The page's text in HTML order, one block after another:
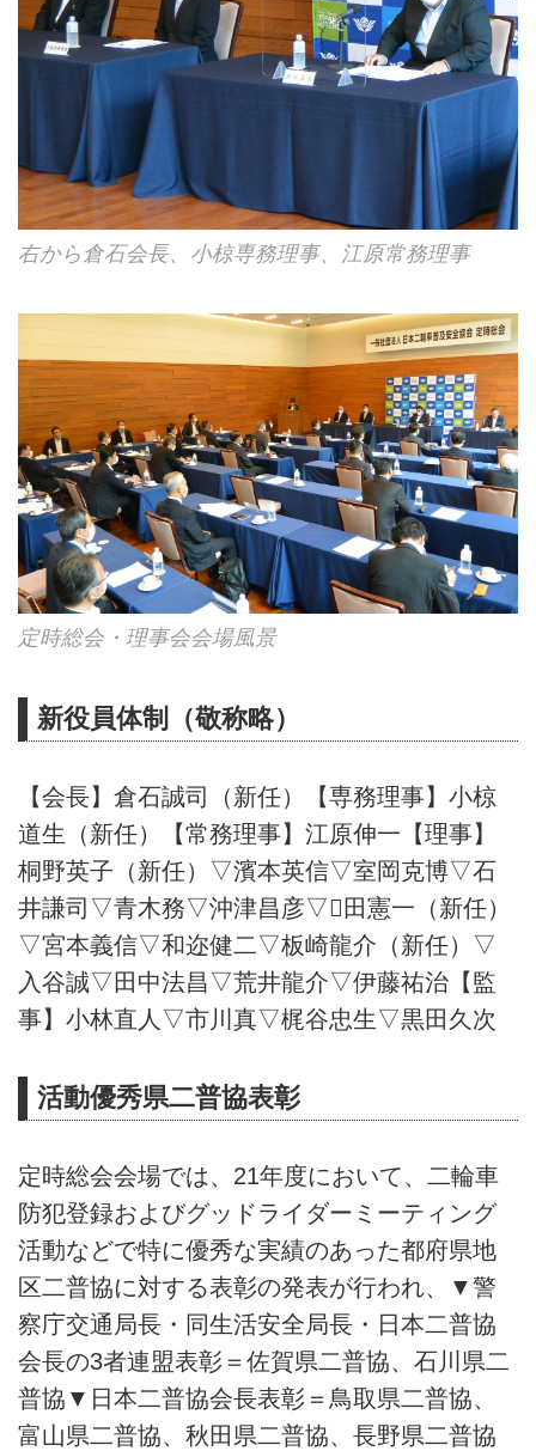
右から倉石会長、小椋専務理事、江原常務理事
定時総会・理事会会場風景
新役員体制（敬称略）
【会長】倉石誠司（新任）【専務理事】小椋
道生（新任）【常務理事】江原伸一【理事】
桐野英子（新任）▽濱本英信▽室岡克博▽石
井謙司▽青木務▽沖津昌彦▽田憲一（新任）
▽宮本義信▽和迩健二▽板崎龍介（新任）▽
入谷誠▽田中法昌▽荒井龍介▽伊藤祐治【監
事】小林直人▽市川真▽梶谷忠生▽黒田久次
活動優秀県二普協表彰
定時総会会場では、21年度において、二輪車
防犯登録およびグッドライダーミーティング
活動などで特に優秀な実績のあった都府県地
区二普協に対する表彰の発表が行われ、▼警
察庁交通局長・同生活安全局長・日本二普協
会長の3者連盟表彰＝佐賀県二普協、石川県二
普協▼日本二普協会長表彰＝鳥取県二普協、
富山県二普協、秋田県二普協、長野県二普協